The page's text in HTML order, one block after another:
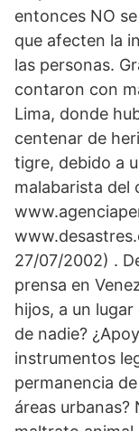
entonces NO
que afecten la
las personas.
contaron con
Lima, donde
centenar de
tigre, debido a
malabarista del
27/07/2002) .
prensa en
hijos, a un
de nadie?
instrumentos
permanencia
áreas